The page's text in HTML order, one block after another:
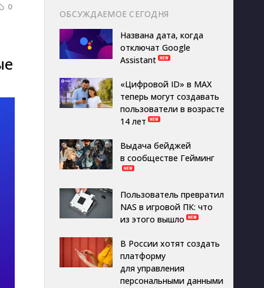
0
ОБСУЖДАЕМОЕ СЕГОДНЯ
Названа дата, когда
отключат Google
Assistant
«Цифровой ID» в MAX
теперь могут создавать
пользователи в возрасте
14 лет
Выдача бейджей
в сообществе Гейминг
Пользователь превратил
NAS в игровой ПК: что
из этого вышло
В России хотят создать
платформу
для управления
персональными данными